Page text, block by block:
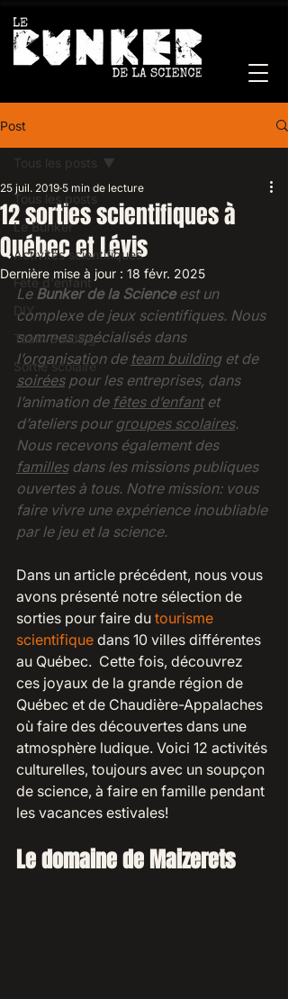
Post
Tous les posts
Le Bunker
Activités scientifiques
Fête d'enfant
DIY
Team Building
Sortie scolaire
Tous les posts
12 sorties scientifiques à
Québec et Lévis
25 juil. 2019 5 min de lecture
Dernière mise à jour : 18 févr. 2025
Le Bunker de la Science est un
complexe de jeux scientifiques. Nous
sommes spécialisés dans
l’organisation de team building et de
soirées pour les entreprises, dans
l’animation de fêtes d’enfant et
d’ateliers pour groupes scolaires.
Nous recevons également des
familles dans les missions publiques
ouvertes à tous. Notre mission: vous
faire vivre une expérience inoubliable
par le jeu et la science.
Dans un article précédent, nous vous
avons présenté notre sélection de
sorties pour faire du tourisme
scientifique dans 10 villes différentes
au Québec.  Cette fois, découvrez
ces joyaux de la grande région de
Québec et de Chaudière-Appalaches
où faire des découvertes dans une
atmosphère ludique. Voici 12 activités
culturelles, toujours avec un soupçon
de science, à faire en famille pendant
les vacances estivales!
Le domaine de Maizerets